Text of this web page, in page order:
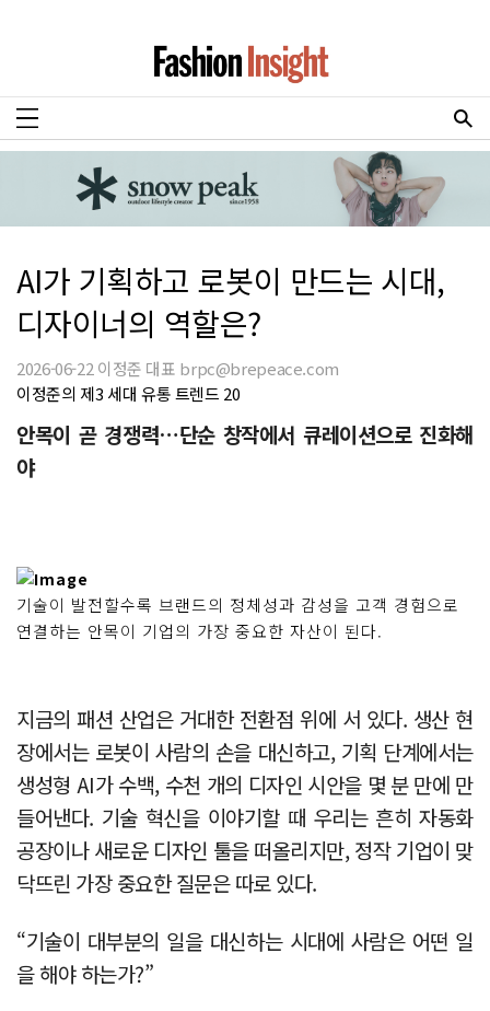
AI가 기획하고 로봇이 만드는 시대,
디자이너의 역할은?
2026-06-22 이정준 대표 brpc@brepeace.com
이정준의 제3 세대 유통 트렌드 20
안목이 곧 경쟁력…단순 창작에서 큐레이션으로 진화해
야
기술이 발전할수록 브랜드의 정체성과 감성을 고객 경험으로
연결하는 안목이 기업의 가장 중요한 자산이 된다.
지금의 패션 산업은 거대한 전환점 위에 서 있다. 생산 현
장에서는 로봇이 사람의 손을 대신하고, 기획 단계에서는
생성형 AI가 수백, 수천 개의 디자인 시안을 몇 분 만에 만
들어낸다. 기술 혁신을 이야기할 때 우리는 흔히 자동화
공장이나 새로운 디자인 툴을 떠올리지만, 정작 기업이 맞
닥뜨린 가장 중요한 질문은 따로 있다.
“기술이 대부분의 일을 대신하는 시대에 사람은 어떤 일
을 해야 하는가?”